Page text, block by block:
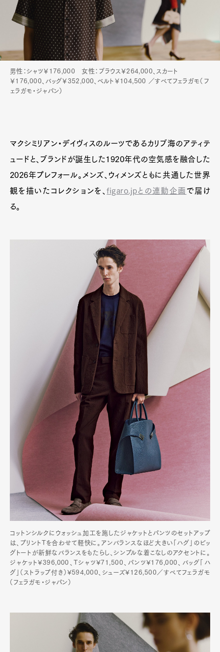
Pen Membership
Magazine
Official Columnist
About
Contact
男性：シャツ￥176,000 女性：ブラウス￥264,000、スカート
￥176,000、バッグ￥352,000、ベルト￥104,500 ／すべてフェラガモ（フ
ェラガモ・ジャパン）
マクシミリアン・デイヴィスのルーツであるカリブ海のアティテ
ュードと、ブランドが誕生した1920年代の空気感を融合した
2026年プレフォール。メンズ、ウィメンズともに共通した世界
観を描いたコレクションを、figaro.jpとの連動企画 で届け
る。
コットンシルクにウォッシュ加工を施したジャケットとパンツのセットアップ
は、プリントTを合わせて軽快に。アンバランスなほど大きい「ハグ」のビッ
グトートが新鮮なバランスをもたらし、シンプルな着こなしのアクセントに。
ジャケット¥396,000、Tシャツ¥71,500、パンツ¥176,000、バッグ「ハ
グ」（ストラップ付き）¥594,000、シューズ¥126,500／すべてフェラガモ
（フェラガモ・ジャパン）